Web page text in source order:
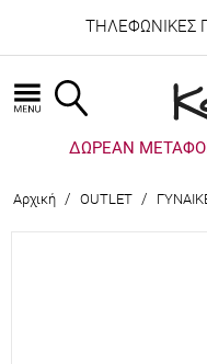
ΤΗΛΕΦΩΝΙΚΕΣ
ΔΩΡΕΑΝ
Αρχική / OUTLET /